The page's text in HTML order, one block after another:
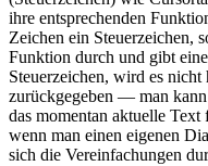
ihre entsprechenden
Zeichen ein Steuerzeichen,
Funktion durch und gibt
Steuerzeichen, wird es
zurückgegeben — man kann
das momentan aktuelle
wenn man einen eigenen
sich die Vereinfachungen